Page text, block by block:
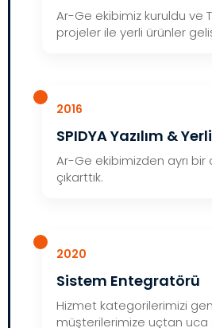
Ar-Ge ekibimiz kuruldu ve
projeler ile yerli ürünler
2016
SPIDYA Yazılım &
Ar-Ge ekibimizden ayrı bir
çıkarttık.
2020
Sistem Entegratörü
Hizmet kategorilerimizi
müşterilerimize uçtan uca